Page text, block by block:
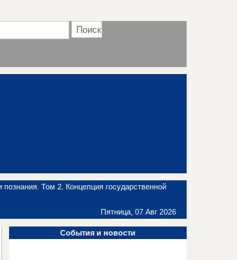
Том 2. Концепция государственной
Пятница, 07 Авг 2026
События и новости